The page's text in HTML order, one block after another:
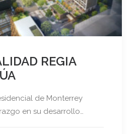
REGIA
de Monterrey
en su desarrollo…